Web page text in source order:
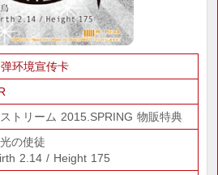
环境宣传卡
トリーム 2015.SPRING 物販特典
の使徒
2.14 / Height 175